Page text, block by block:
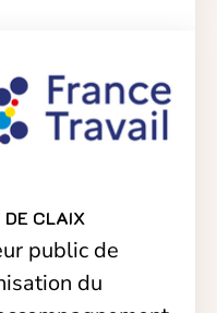
CLAIX
public de
du